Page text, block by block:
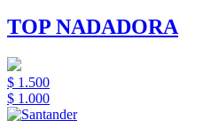
TOP NADADORA
$ 1.500
$ 1.000